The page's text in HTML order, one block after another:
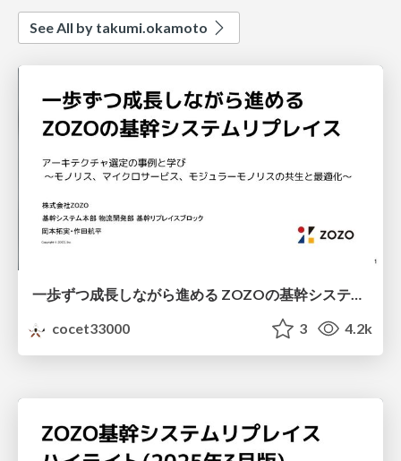
See All by takumi.okamoto
一歩ずつ成長しながら進める ZOZOの基幹システムリプレイス/Growing Stap by Stap ZOZO BackOffice System Replacement
cocet33000
3 4.2k